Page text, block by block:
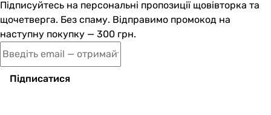
Підписуйтесь на персональні пропозиції щовівторка та
щочетверга. Без спаму. Відправимо промокод на
наступну покупку — 300 грн.
Підписатися